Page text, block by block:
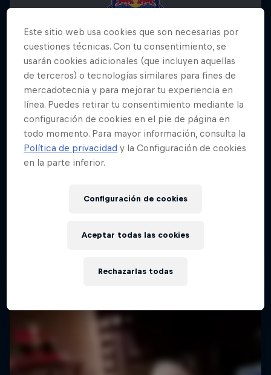
Red Bull Batalla Final Torneo de Plazas
2026
Lima, Peru
Este sitio web usa cookies que son necesarias por
cuestiones técnicas. Con tu consentimiento, se
usarán cookies adicionales (que incluyen aquellas
de terceros) o tecnologías similares para fines de
mercadotecnia y para mejorar tu experiencia en
línea. Puedes retirar tu consentimiento mediante la
configuración de cookies en el pie de página en
todo momento. Para mayor información, consulta la
Política de privacidad y la Configuración de cookies
en la parte inferior.
Configuración de cookies
Rechazarlas todas
Aceptar todas las cookies